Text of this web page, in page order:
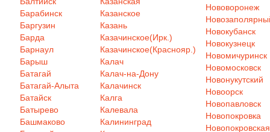
Барабинск
Баргузин
Барда
Барнаул
Барыш
Батагай
Батагай-Алыта
Батайск
Батырево
Башмаково
Казанское
Казань
Казачинское(Ирк.)
Казачинское(Краснояр.)
Калач
Калач-на-Дону
Калачинск
Калга
Калевала
Калининград
Нововоронеж
Новокубанск
Новокузнецк
Новомичуринск
Новомосковск
Новонукутский
Новоорск
Новопавловск
Новопокровка
Новопокровская